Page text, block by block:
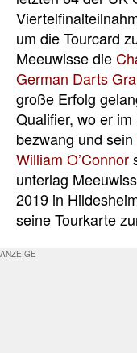
um die Tourcard
Meeuwisse die
German Darts
große Erfolg
Qualifier, wo er
bezwang und sein
William O’Connor
unterlag
2019 in
seine Tourkarte